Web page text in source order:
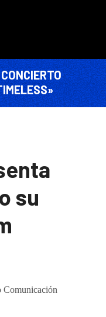
su
Comunicación